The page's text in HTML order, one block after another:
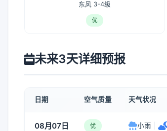
东风 3-4级
优
未来3天详细预报
日期 空气质量 天气状况
08月07日 优 小雨